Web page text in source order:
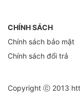
CHÍNH SÁCH
Chính sách bảo mật
Chính sách đổi trả
Copyright ⓒ 2013